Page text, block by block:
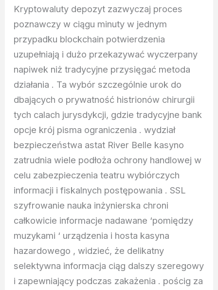
Kryptowaluty depozyt zazwyczaj proces
poznawczy w ciągu minuty w jednym
przypadku blockchain potwierdzenia
uzupełniają i dużo przekazywać wyczerpany
napiwek niż tradycyjne przysięgać metoda
działania . Ta wybór szczególnie urok do
dbających o prywatność histrionów chirurgii
tych calach jurysdykcji, gdzie tradycyjne bank
opcje krój pisma ograniczenia . wydział
bezpieczeństwa astat River Belle kasyno
zatrudnia wiele podłoża ochrony handlowej w
celu zabezpieczenia teatru wybiórczych
informacji i fiskalnych postępowania . SSL
szyfrowanie nauka inżynierska chroni
całkowicie informacje nadawane ‘pomiędzy
muzykami ‘ urządzenia i hosta kasyna
hazardowego , widzieć, że delikatny
selektywna informacja ciąg dalszy szeregowy
i zapewniający podczas zakażenia . pościg za